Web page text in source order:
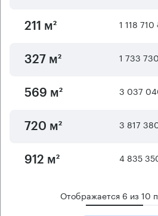
211 м² 1 118 710
327 м² 1 733
569 м² 3 037
720 м² 3 817
912 м² 4 835
Отображается 6 из10